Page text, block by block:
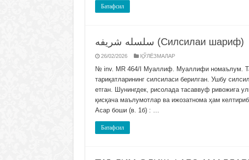
Батафсил
سلسله شريفه (Силсилаи шариф)
26/02/2026 ҚЎЛЁЗМАЛАР
№ inv. MR 464/I Муаллиф. Муаллифи номаълум.
тариқатларининг силсиласи берилган. Ушбу
етган. Шунингдек, рисолада тасаввуф ривожига
қисқача маълумотлар ва ижозатнома ҳам
Асар боши (в. 1б) : …
Батафсил